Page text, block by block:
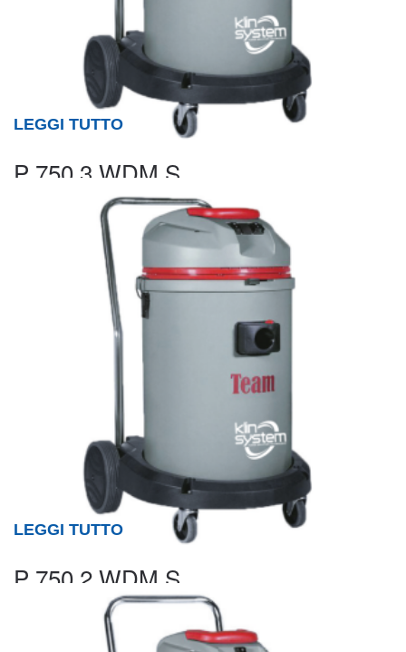
P 750.3 WDM S
LEGGI TUTTO
P 750.2 WDM S
LEGGI TUTTO